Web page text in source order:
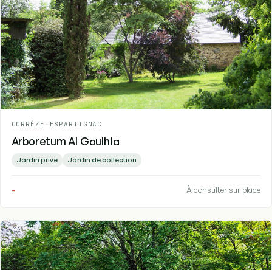
CORRÈZE - ESPARTIGNAC
Arboretum Al Gaulhia
Jardin privé Jardin de collection
- À consulter sur place